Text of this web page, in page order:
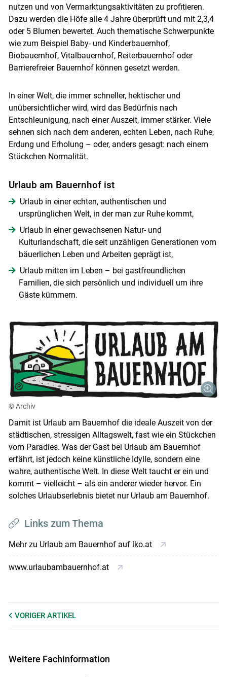
nutzen und von Vermarktungsaktivitäten zu profitieren.
Dazu werden die Höfe alle 4 Jahre überprüft und mit 2,3,4
oder 5 Blumen bewertet. Auch thematische Schwerpunkte
wie zum Beispiel Baby- und Kinderbauernhof,
Biobauernhof, Vitalbauernhof, Reiterbauernhof oder
Barrierefreier Bauernhof können gesetzt werden.
In einer Welt, die immer schneller, hektischer und
unübersichtlicher wird, wird das Bedürfnis nach
Entschleunigung, nach einer Auszeit, immer stärker. Viele
sehnen sich nach dem anderen, echten Leben, nach Ruhe,
Erdung und Erholung – oder, anders gesagt: nach einem
Stückchen Normalität.
Urlaub am Bauernhof ist
Urlaub in einer echten, authentischen und
ursprünglichen Welt, in der man zur Ruhe kommt,
Urlaub in einer gewachsenen Natur- und
Kulturlandschaft, die seit unzähligen Generationen vom
bäuerlichen Leben und Arbeiten geprägt ist,
Urlaub mitten im Leben – bei gastfreundlichen
Familien, die sich persönlich und individuell um ihre
Gäste kümmern.
© Archiv
Damit ist Urlaub am Bauernhof die ideale Auszeit von der
städtischen, stressigen Alltagswelt, fast wie ein Stückchen
vom Paradies. Was der Gast bei Urlaub am Bauernhof
erfährt, ist jedoch keine künstliche Idylle, sondern eine
wahre, authentische Welt. In diese Welt taucht er ein und
kommt – vielleicht – als ein anderer wieder hervor. Ein
solches Urlaubserlebnis bietet nur Urlaub am Bauernhof.
Links zum Thema
Mehr zu Urlaub am Bauernhof auf lko.at
www.urlaubambauernhof.at
VORIGER ARTIKEL
Weitere Fachinformation